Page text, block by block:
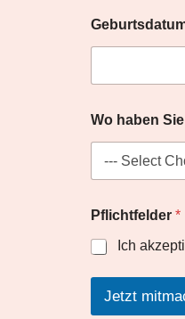
a
n
*
e
k
a
u
f
?
Wo haben
Pflichtfelder *
Ich
Jetzt